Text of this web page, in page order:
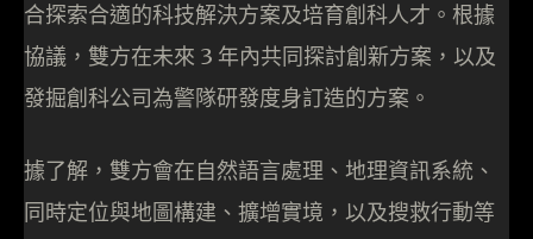
合探索合適的科技解決方案及培育創科人才。根據
協議，雙方在未來 3 年內共同探討創新方案，以及
發掘創科公司為警隊研發度身訂造的方案。
據了解，雙方會在自然語言處理、地理資訊系統、
同時定位與地圖構建、擴增實境，以及搜救行動等